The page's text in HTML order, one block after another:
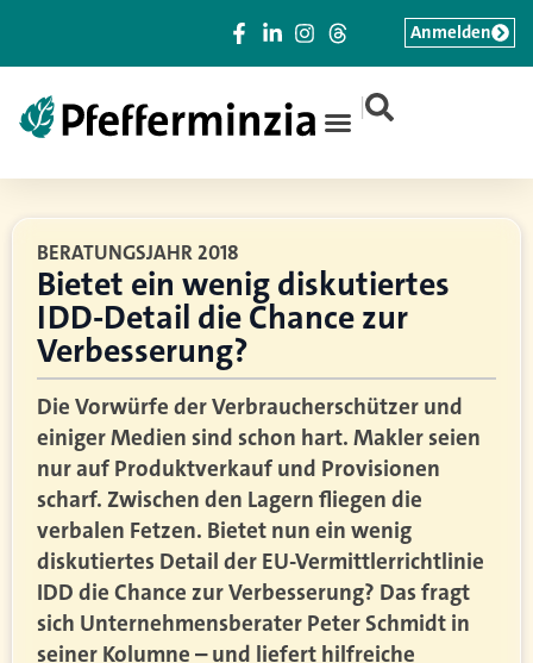
|
Anmelden
BERATUNGSJAHR 2018
Bietet ein wenig diskutiertes
IDD-Detail die Chance zur
Verbesserung?
Die Vorwürfe der Verbraucherschützer und
einiger Medien sind schon hart. Makler seien
nur auf Produktverkauf und Provisionen
scharf. Zwischen den Lagern fliegen die
verbalen Fetzen. Bietet nun ein wenig
diskutiertes Detail der EU-Vermittlerrichtlinie
IDD die Chance zur Verbesserung? Das fragt
sich Unternehmensberater Peter Schmidt in
seiner Kolumne – und liefert hilfreiche